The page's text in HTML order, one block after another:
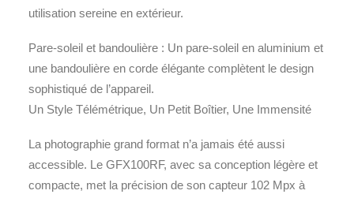
utilisation sereine en extérieur.
Pare-soleil et bandoulière : Un pare-soleil en aluminium et
une bandoulière en corde élégante complètent le design
sophistiqué de l’appareil.
Un Style Télémétrique, Un Petit Boîtier, Une Immensité
La photographie grand format n’a jamais été aussi
accessible. Le GFX100RF, avec sa conception légère et
compacte, met la précision de son capteur 102 Mpx à